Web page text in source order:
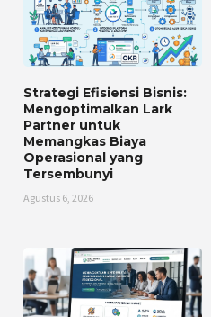
Strategi Efisiensi Bisnis:
Mengoptimalkan Lark
Partner untuk
Memangkas Biaya
Operasional yang
Tersembunyi
Agustus 6, 2026